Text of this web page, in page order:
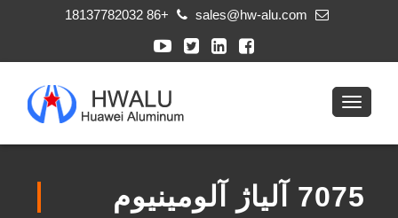
sales@hw-alu.com
+86 18137782032
7075 آلیاژ آلومینیوم